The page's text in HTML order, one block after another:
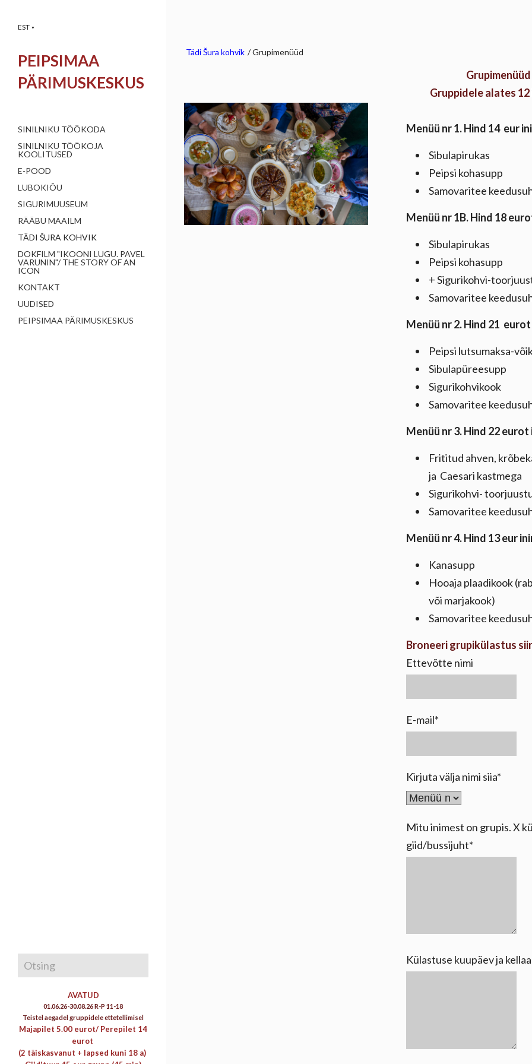
EST ▼
PEIPSIMAA
PÄRIMUSKESKUS
SINILNIKU TÖÖKODA
SINILNIKU TÖÖKOJA
KOOLITUSED
E-POOD
LUBOKIÕU
SIGURIMUUSEUM
RÄÄBU MAAILM
TÄDI ŠURA KOHVIK
DOKFILM "IKOONI LUGU. PAVEL
VARUNIN"/ THE STORY OF AN
ICON
KONTAKT
UUDISED
PEIPSIMAA PÄRIMUSKESKUS
Tädi Šura kohvik /Grupimenüüd
Grupimenüüd
Gruppidele alates 12
Menüü nr 1. Hind 14 eur
Sibulapirukas
Peipsi kohasupp
Samovaritee
Menüü nr 1B. Hind 18
Sibulapirukas
Peipsi kohasupp
+ Sigurikohvi-
Samovaritee
Menüü nr 2. Hind 21
Peipsi lutsumaksa-
Sibulapüreesupp
Sigurikohvikook
Samovaritee
Menüü nr 3. Hind 22 eurot
Frititud ahven,
ja Caesari kastmega
Sigurikohvi-
Samovaritee
Menüü nr 4.Hind 13 eur
Kanasupp
Hooaja plaadikook
või marjakook)
Samovaritee
Broneeri grupikülastus
Ettevõtte nimi
E-mail
Kirjuta välja nimi siia
Mitu inimest on grupis. X
giid/bussijuht
Külastuse kuupäev ja
AVATUD
01.06.26-30.08.26 R-P 11-18
Teistel aegadel gruppidele ettetellimisel
Majapilet 5.00 eurot/ Perepilet 14
eurot
(2 täiskasvanut + lapsed kuni 18 a)